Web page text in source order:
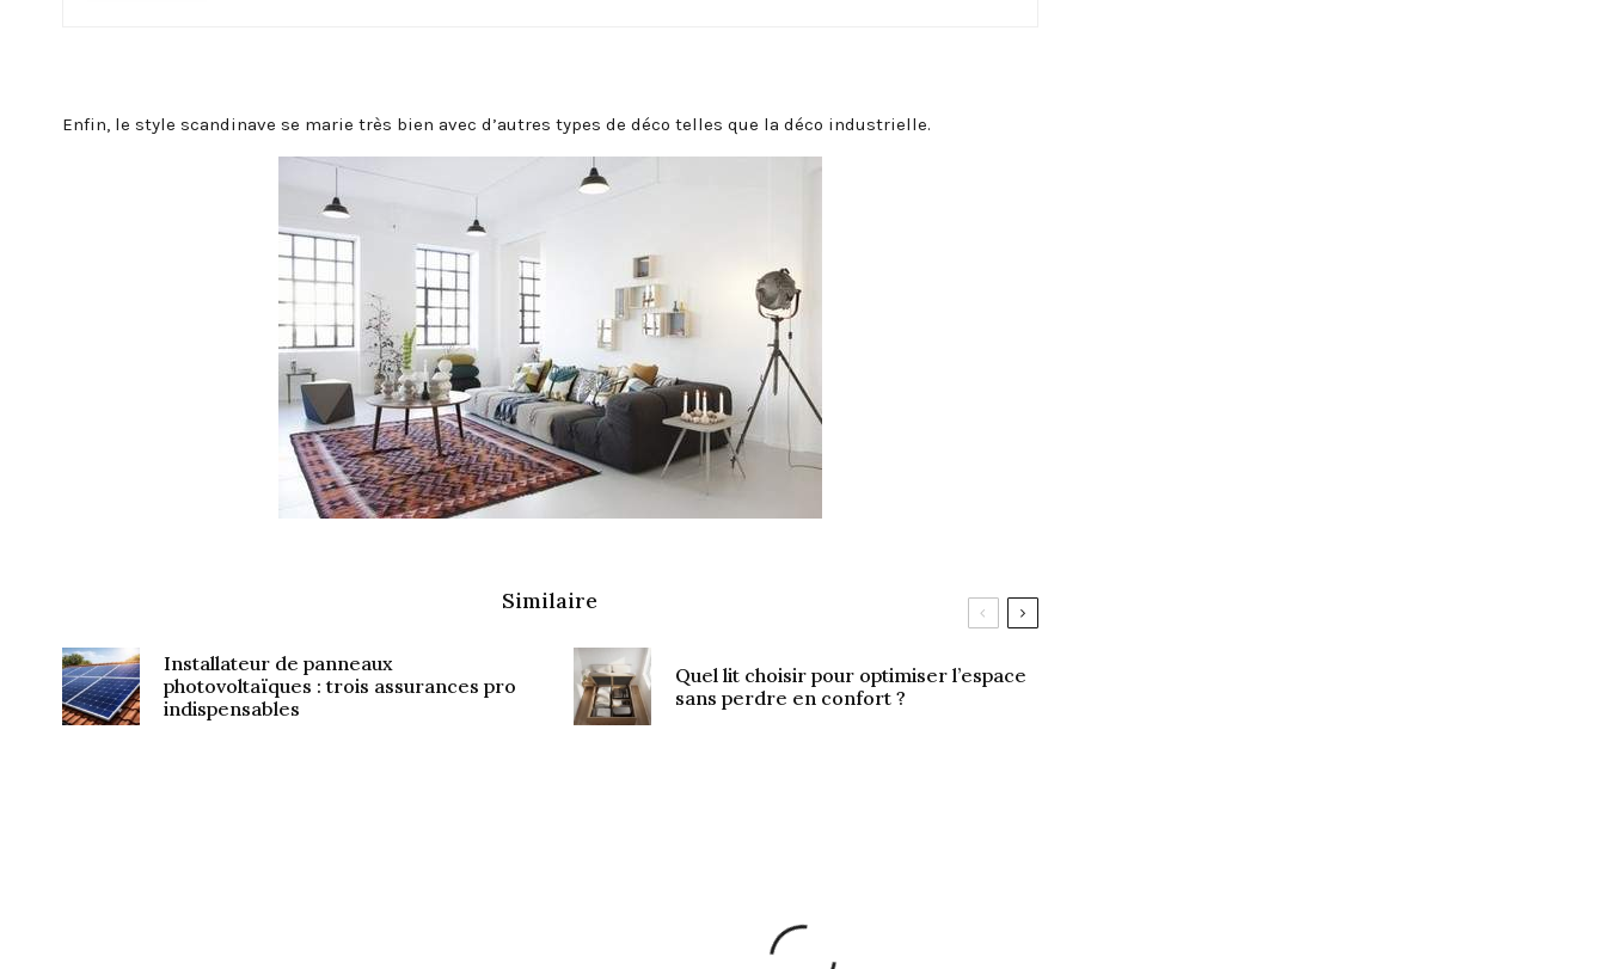
Enfin, le style scandinave se marie très bien avec d’autres types de déco telles que la déco industrielle.
Similaire
Installateur de panneaux
photovoltaïques : trois assurances pro
indispensables
Quel lit choisir pour optimiser l’espace
sans perdre en confort ?